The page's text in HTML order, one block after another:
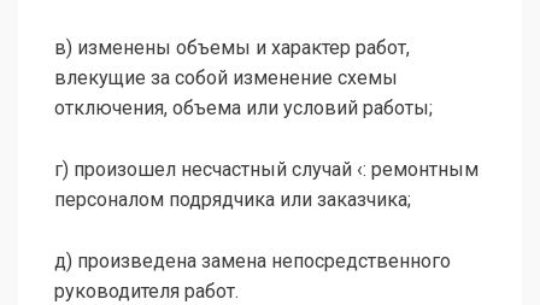
в) изменены объемы и характер работ,
влекущие за собой изменение схемы
отключения, объема или условий работы;
г) произошел несчастный случай ‹: ремонтным
персоналом подрядчика или заказчика;
д) произведена замена непосредственного
руководителя работ.